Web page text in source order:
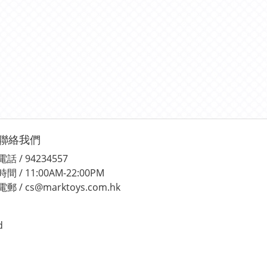
絡我們
話 / 94234557
間 / 11:00AM-22:00PM
郵 / cs@marktoys.com.hk